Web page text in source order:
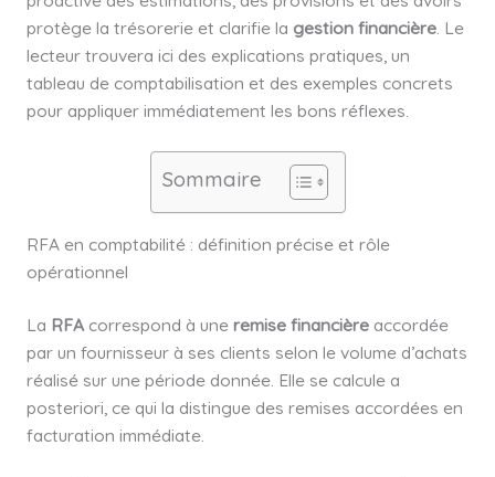
protège la trésorerie et clarifie la gestion financière. Le
lecteur trouvera ici des explications pratiques, un
tableau de comptabilisation et des exemples concrets
pour appliquer immédiatement les bons réflexes.
Sommaire
RFA en comptabilité : définition précise et rôle
opérationnel
La RFAcorrespond à une remise financièreaccordée
par un fournisseur à ses clients selon le volume d’achats
réalisé sur une période donnée. Elle se calcule a
posteriori, ce qui la distingue des remises accordées en
facturation immédiate.